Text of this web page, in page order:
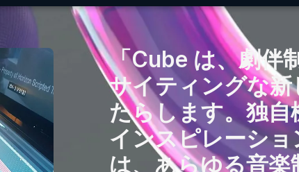
「Cube は、劇伴
サイティングな
たらします。独
インスピレーシ
は、あらゆる音楽